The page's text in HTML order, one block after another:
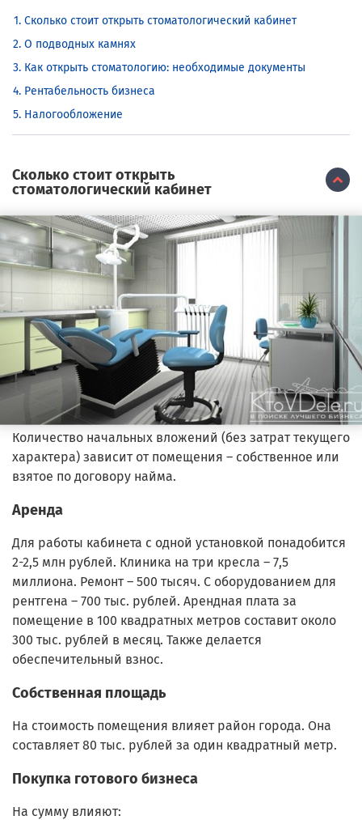
Сколько стоит открыть стоматологический кабинет
О подводных камнях
Как открыть стоматологию: необходимые документы
Рентабельность бизнеса
Налогообложение
Сколько стоит открыть
стоматологический кабинет
Количество начальных вложений (без затрат текущего
характера) зависит от помещения – собственное или
взятое по договору найма.
Аренда
Для работы кабинета с одной установкой понадобится
2-2,5 млн рублей. Клиника на три кресла – 7,5
миллиона. Ремонт – 500 тысяч. С оборудованием для
рентгена – 700 тыс. рублей. Арендная плата за
помещение в 100 квадратных метров составит около
300 тыс. рублей в месяц. Также делается
обеспечительный взнос.
Собственная площадь
На стоимость помещения влияет район города. Она
составляет 80 тыс. рублей за один квадратный метр.
Покупка готового бизнеса
На сумму влияют: